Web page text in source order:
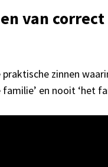
van
praktische zinnen
en nooit ‘het